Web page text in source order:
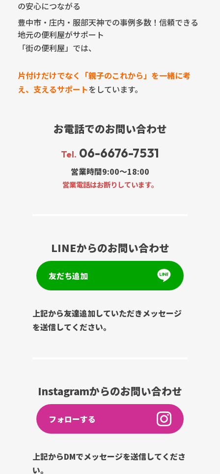
の安心につながる
豊中市・庄内・服部天神での事例多数！信頼できる
地元の便利屋がサポート
「街の便利屋」では、
片付けだけでなく「親子のこれから」を一緒に考
え、支えるサポートをしています。
お電話でのお問い合わせ
Tel. 06-6676-7531
営業時間9:00～18:00
営業電話はお断りしています。
LINEからのお問い合わせ
友だち追加
上記から友達追加していただきメッセージ
を送信してください。
Instagramからのお問い合わせ
フォローする
上記からDMでメッセージを送信してくださ
い。